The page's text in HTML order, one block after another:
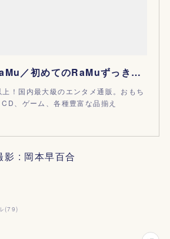
【楽天市場】RaMu／初めてのRaMuずっきゅん□ 【DVD】：ハピネット・オンライン
！国内最大級のエンタメ通販。おもち
、ゲーム、各種豊富な品揃え
: 岡本早百合
(79)